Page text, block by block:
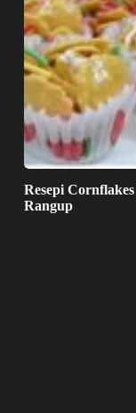
Resepi
Rangup